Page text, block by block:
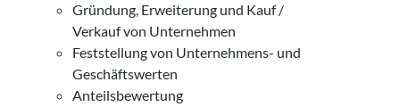
Kontakt
Haben Sie Fragen?
Gründung, Erweiterung und Kauf /
Verkauf von Unternehmen
Feststellung von Unternehmens- und
Geschäftswerten
Anteilsbewertung